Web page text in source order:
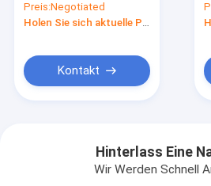
221-4479 des
Bagger-E329D
Preis:Negotiated
Kontakt
Hinterlass Eine
Wir Werden Schnell